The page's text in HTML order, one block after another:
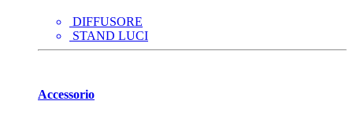
DIFFUSORE
STAND LUCI
Accessorio